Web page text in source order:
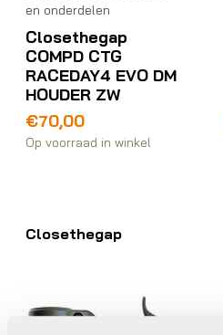
en onderdelen
Closethegap
COMPD CTG
RACEDAY4 EVO DM
HOUDER ZW
€70,00
Op voorraad in winkel
Closethegap